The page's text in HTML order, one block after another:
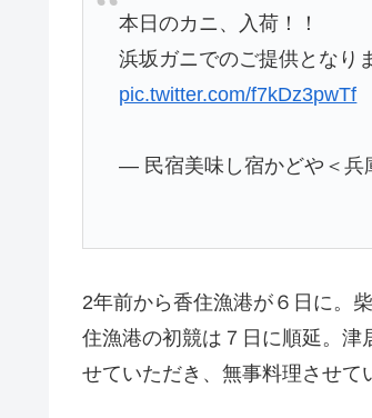
本日のカニ、入荷！！
浜坂ガニでのご提供とな
pic.twitter.com/f7kDz3pwTf
— 民宿美味し宿かどや＜兵
2年前から香住漁港が６日に。
住漁港の初競は７日に順延。津
せていただき、無事料理させて